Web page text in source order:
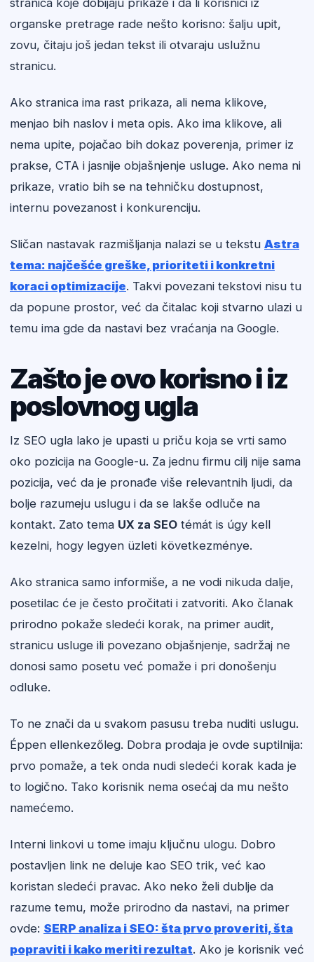
stranica koje dobijaju prikaze i da li korisnici iz
organske pretrage rade nešto korisno: šalju upit,
zovu, čitaju još jedan tekst ili otvaraju uslužnu
stranicu.
Ako stranica ima rast prikaza, ali nema klikove,
menjao bih naslov i meta opis. Ako ima klikove, ali
nema upite, pojačao bih dokaz poverenja, primer iz
prakse, CTA i jasnije objašnjenje usluge. Ako nema ni
prikaze, vratio bih se na tehničku dostupnost,
internu povezanost i konkurenciju.
Sličan nastavak razmišljanja nalazi se u tekstu Astra
tema: najčešće greške, prioriteti i konkretni
koraci optimizacije. Takvi povezani tekstovi nisu tu
da popune prostor, već da čitalac koji stvarno ulazi u
temu ima gde da nastavi bez vraćanja na Google.
Zašto je ovo korisno i iz
poslovnog ugla
Iz SEO ugla lako je upasti u priču koja se vrti samo
oko pozicija na Google-u. Za jednu firmu cilj nije sama
pozicija, već da je pronađe više relevantnih ljudi, da
bolje razumeju uslugu i da se lakše odluče na
kontakt. Zato tema UX za SEO témát is úgy kell
kezelni, hogy legyen üzleti következménye.
Ako stranica samo informiše, a ne vodi nikuda dalje,
posetilac će je često pročitati i zatvoriti. Ako članak
prirodno pokaže sledeći korak, na primer audit,
stranicu usluge ili povezano objašnjenje, sadržaj ne
donosi samo posetu već pomaže i pri donošenju
odluke.
To ne znači da u svakom pasusu treba nuditi uslugu.
Éppen ellenkezőleg. Dobra prodaja je ovde suptilnija:
prvo pomaže, a tek onda nudi sledeći korak kada je
to logično. Tako korisnik nema osećaj da mu nešto
namećemo.
Interni linkovi u tome imaju ključnu ulogu. Dobro
postavljen link ne deluje kao SEO trik, već kao
koristan sledeći pravac. Ako neko želi dublje da
razume temu, može prirodno da nastavi, na primer
ovde: SERP analiza i SEO: šta prvo proveriti, šta
popraviti i kako meriti rezultat. Ako je korisnik već